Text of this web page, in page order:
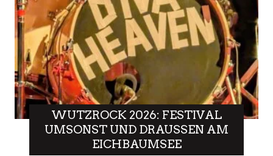
WUTZROCK 2026: FESTIVAL
UMSONST UND DRAUSSEN AM E
ICHBAUMSEE